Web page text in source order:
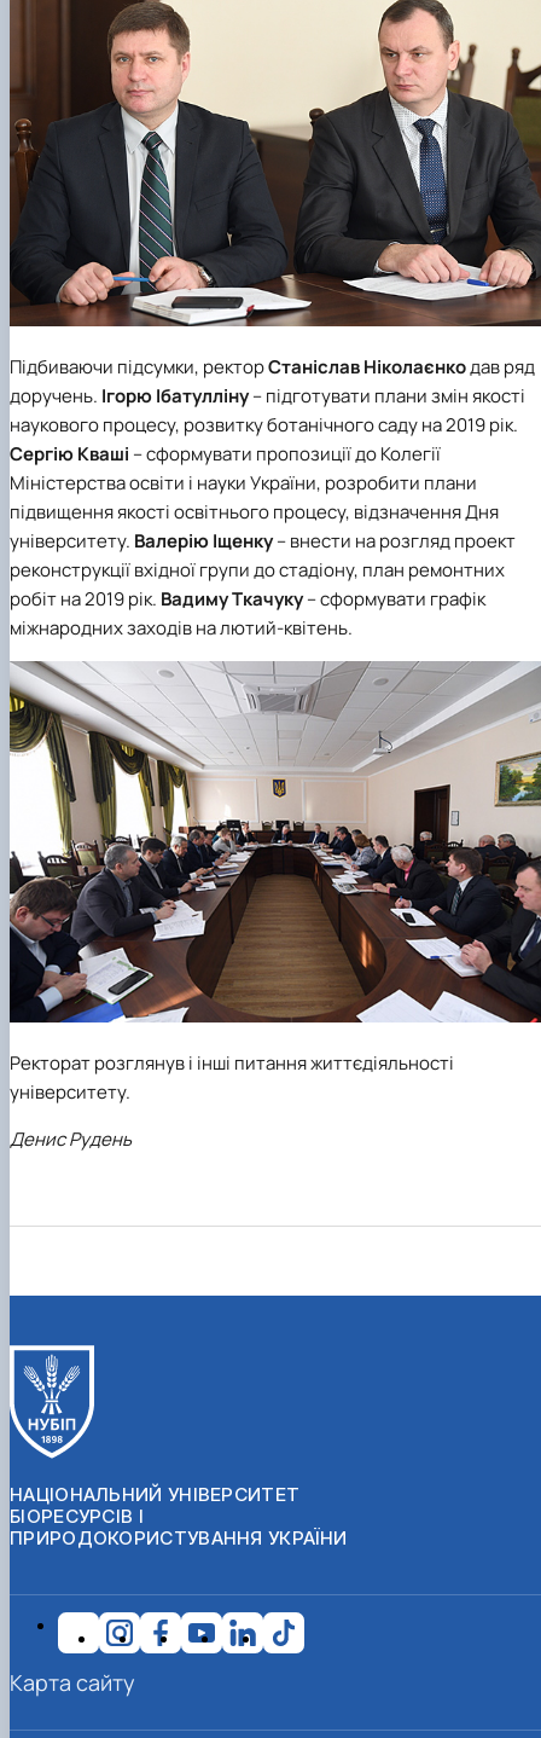
Підбиваючи підсумки, ректорСтаніслав Ніколаєнкодав ряд
доручень. Ігорю Ібатулліну– підготувати плани змін якості
наукового процесу, розвитку ботанічного саду на 2019 рік.
Сергію Кваші – сформувати пропозиції до Колегії
Міністерства освіти і науки України, розробити плани
підвищення якості освітнього процесу, відзначення Дня
університету. Валерію Іщенку– внести на розгляд проект
реконструкції вхідної групи до стадіону, план ремонтних
робіт на 2019 рік. Вадиму Ткачуку– сформувати графік
міжнародних заходів на лютий-квітень.
Ректорат розглянув і інші питання життєдіяльності
університету.
Денис Рудень
НАЦІОНАЛЬНИЙ УНІВЕРСИТЕТ
БІОРЕСУРСІВ І
ПРИРОДОКОРИСТУВАННЯ УКРАЇНИ
Карта сайту